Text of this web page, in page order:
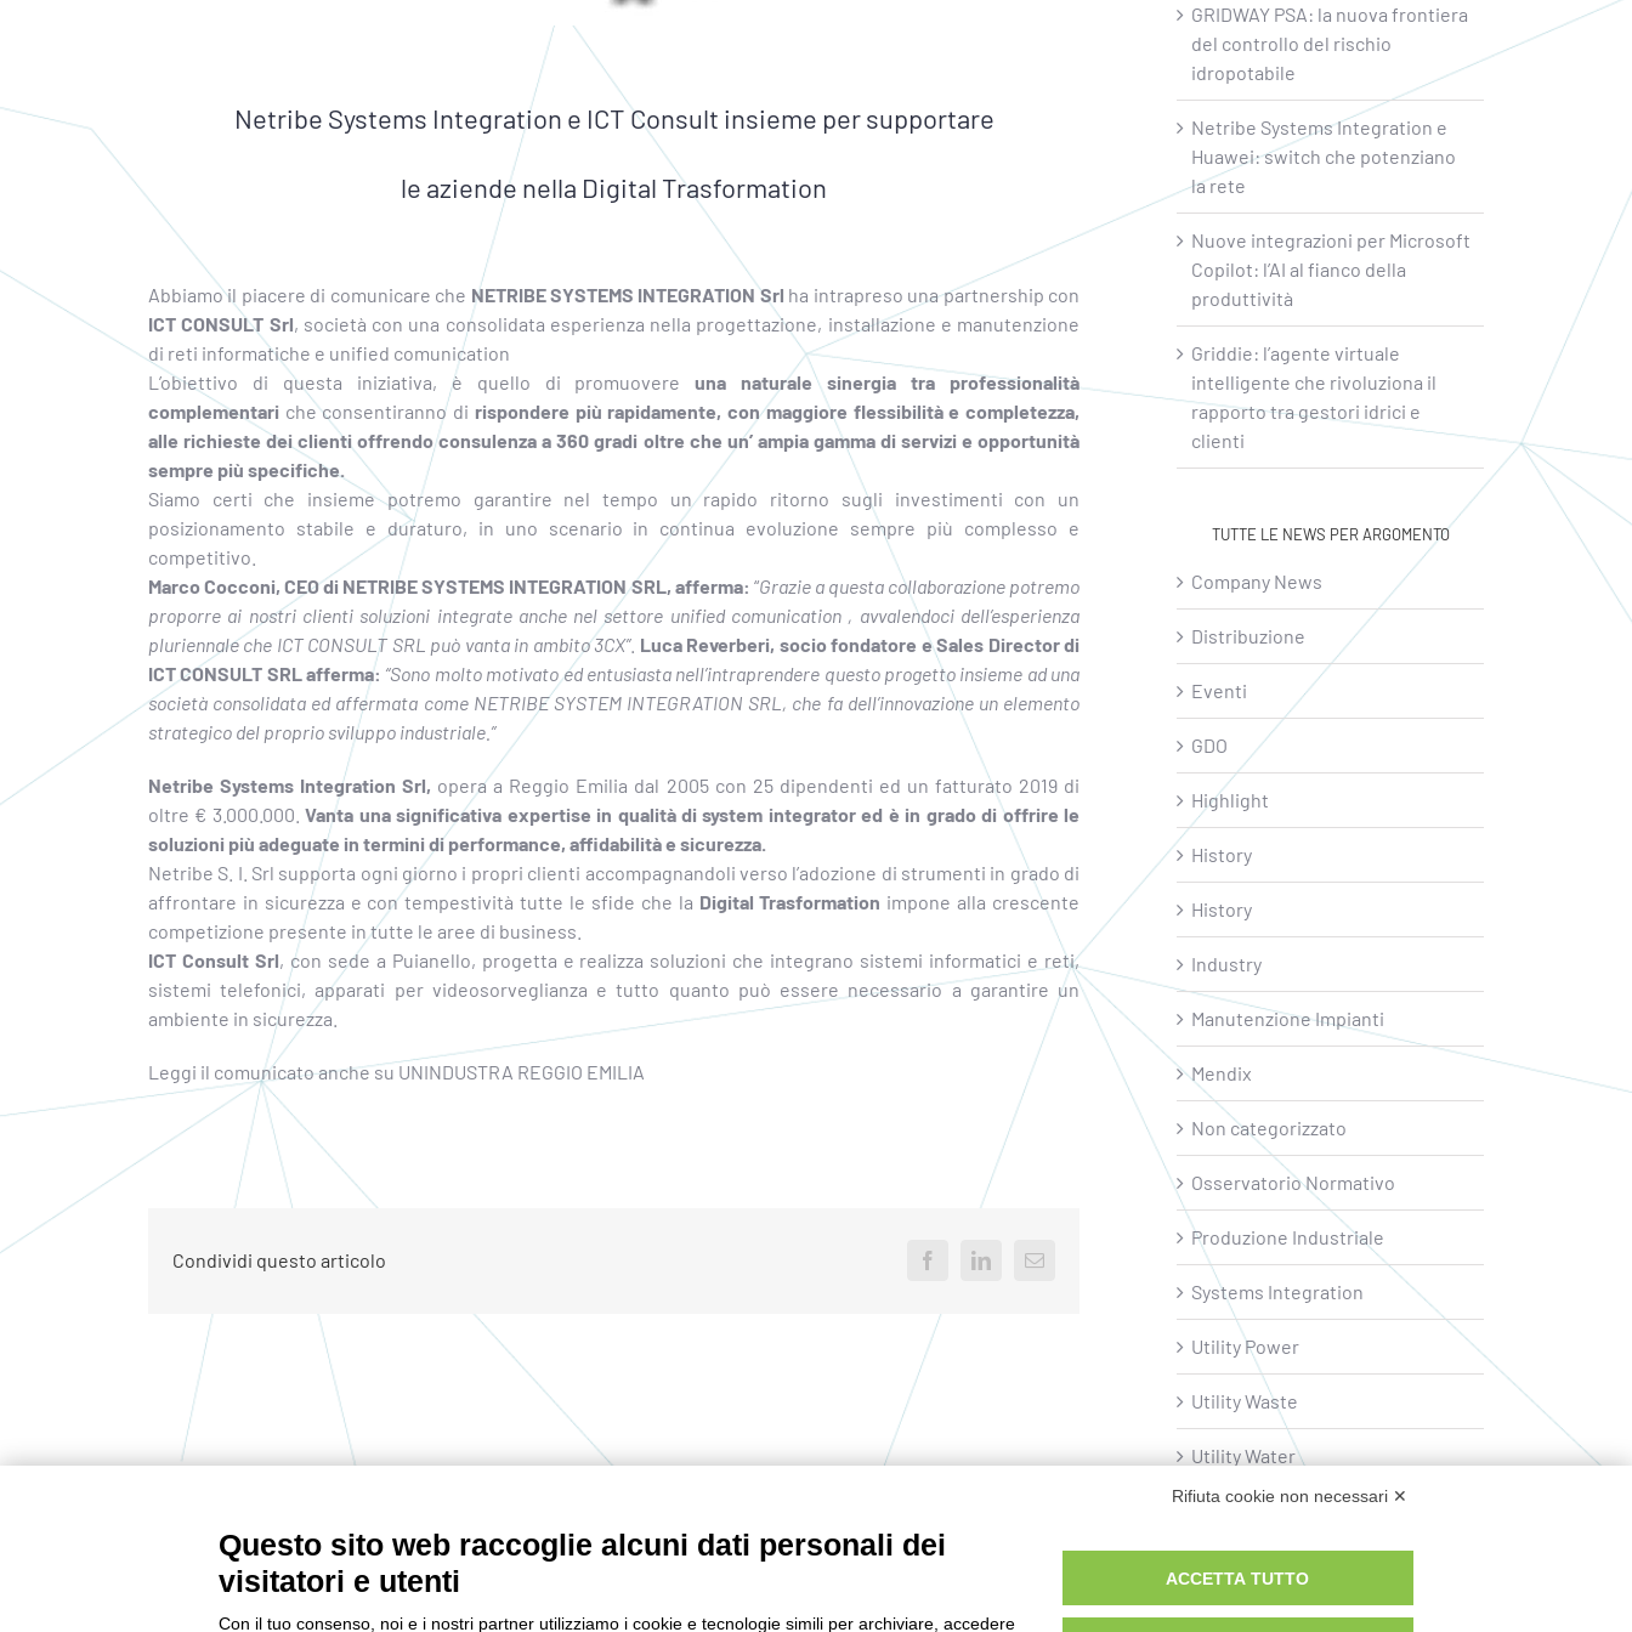
Netribe Systems Integration e ICT Consult insieme per supportare
le aziende nella Digital Trasformation
Abbiamo il piacere di comunicare che NETRIBE SYSTEMS INTEGRATION Srl ha intrapreso una partnership con
ICT CONSULT Srl, società con una consolidata esperienza nella progettazione, installazione e manutenzione
di reti informatiche e unified comunication
L’obiettivo di questa iniziativa, è quello di promuovereuna naturale sinergia tra professionalità
complementari che consentiranno di rispondere più rapidamente, con maggiore flessibilità e completezza,
alle richieste dei clienti offrendo consulenza a 360 gradi oltre che un’ ampia gamma di servizi e opportunità
sempre più specifiche.
Siamo certi che insieme potremo garantire nel tempo un rapido ritorno sugli investimenti con un
posizionamento stabile e duraturo, in uno scenario in continua evoluzione sempre più complesso e
competitivo.
Marco Cocconi, CEO di NETRIBE SYSTEMS INTEGRATION SRL, afferma: “Grazie a questa collaborazione potremo
proporre ai nostri clienti soluzioni integrate anche nel settore unified comunication , avvalendoci dell’esperienza
pluriennale che ICT CONSULT SRL può vanta in ambito 3CX”. Luca Reverberi, socio fondatore e Sales Director di
ICT CONSULT SRL afferma: “Sono molto motivato ed entusiasta nell’intraprendere questo progetto insieme ad una
società consolidata ed affermata come NETRIBE SYSTEM INTEGRATION SRL, che fa dell’innovazione un elemento
strategico del proprio sviluppo industriale.”
Netribe Systems Integration Srl, opera a Reggio Emilia dal 2005 con 25 dipendenti ed un fatturato 2019 di
oltre € 3.000.000.Vanta una significativa expertise in qualità di system integrator ed è in grado di offrire le
soluzioni più adeguate in termini di performance, affidabilità e sicurezza.
Netribe S. I. Srl supporta ogni giorno i propri clienti accompagnandoli verso l’adozione di strumenti in grado di
affrontare in sicurezza e con tempestività tutte le sfide che la Digital Trasformation impone alla crescente
competizione presente in tutte le aree di business.
ICT Consult Srl, con sede a Puianello, progetta e realizza soluzioni che integrano sistemi informatici e reti,
sistemi telefonici, apparati per videosorveglianza e tutto quanto può essere necessario a garantire un
ambiente in sicurezza.
Leggi il comunicato anche su UNINDUSTRA REGGIO EMILIA
Condividi questo articolo FacebookLinkedInEmail
GRIDWAY PSA: la nuova frontiera
del controllo del rischio
idropotabile
Netribe Systems Integration e
Huawei: switch che potenziano
la rete
Nuove integrazioni per Microsoft
Copilot: l’AI al fianco della
produttività
Griddie: l’agente virtuale
intelligente che rivoluziona il
rapporto tra gestori idrici e
clienti
TUTTE LE NEWS PER ARGOMENTO
Company News
Distribuzione
Eventi
GDO
Highlight
History
History
Industry
Manutenzione Impianti
Mendix
Non categorizzato
Osservatorio Normativo
Produzione Industriale
Systems Integration
Utility Power
Utility Waste
Utility Water
CONTATTACI
Rifiuta cookie non necessari ✕
Questo sito web raccoglie alcuni dati personali dei
visitatori e utenti
Con il tuo consenso, noi e i nostri partner utilizziamo i cookie e tecnologie simili per archiviare, accedere
ACCETTA TUTTO